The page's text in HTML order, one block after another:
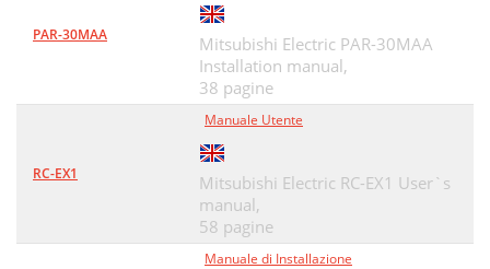
PAR-30MAA
Mitsubishi Electric PAR-30MAA
Installation manual,
38 pagine
RC-EX1
Manuale Utente
Mitsubishi Electric RC-EX1 User`s
manual,
58 pagine
Manuale di Installazione